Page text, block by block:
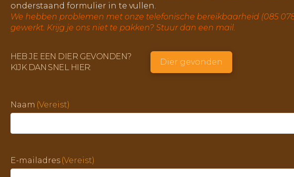
onderstaand formulier in te vullen.
We hebben problemen met onze telefonische bereikbaarheid (085
gewerkt. Krijg je ons niet te pakken? Stuur dan een mail.
HEB JE EEN DIER GEVONDEN?
KIJK DAN SNEL HIER:
Dier gevonden
Naam (Vereist)
E-mailadres (Vereist)